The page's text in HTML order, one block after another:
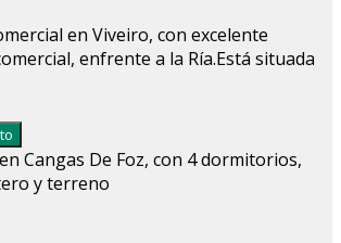
en Viveiro, con excelente
enfrente a la Ría.Está situada